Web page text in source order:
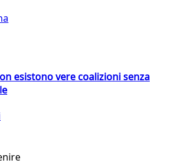
esistono vere coalizioni senza